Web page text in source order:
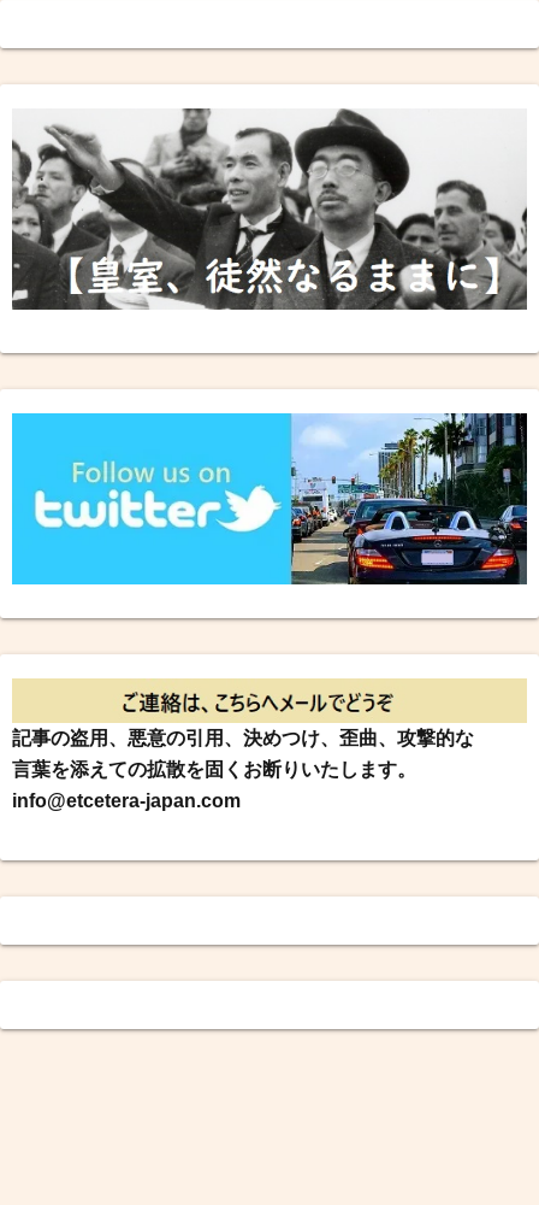
記事の盗用、悪意の引用、決めつけ、歪曲、攻撃的な
言葉を添えての拡散を固くお断りいたします。
info@etcetera-japan.com